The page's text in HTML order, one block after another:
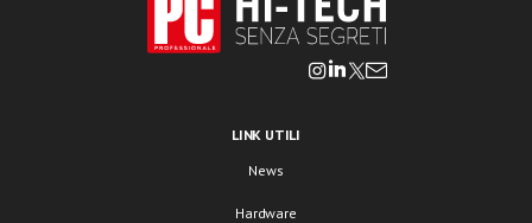
LINK UTILI
News
Hardware